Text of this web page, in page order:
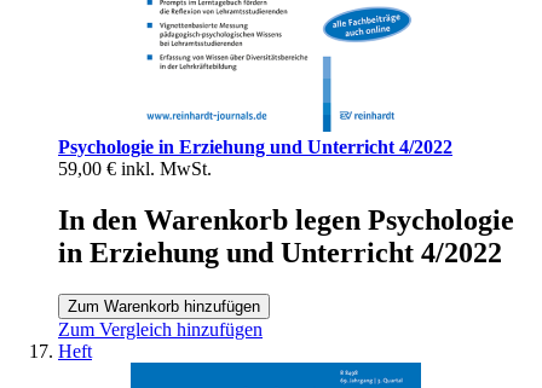
Psychologie in Erziehung und Unterricht 4/2022
59,00 € inkl. MwSt.
In den Warenkorb legen Psychologie
in Erziehung und Unterricht 4/2022
Zum Warenkorb hinzufügen
Zum Vergleich hinzufügen
Heft